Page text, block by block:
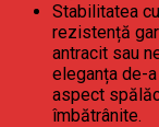
Stabilitatea
rezistență
antracit sau
eleganța de-
aspect
îmbătrânite.